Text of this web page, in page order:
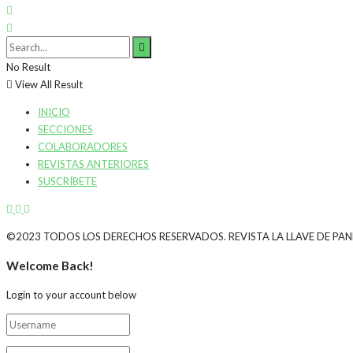
No Result
View All Result
INICIO
SECCIONES
COLABORADORES
REVISTAS ANTERIORES
SUSCRÍBETE
©2023 TODOS LOS DERECHOS RESERVADOS. REVISTA LA LLAVE DE
Welcome Back!
Login to your account below